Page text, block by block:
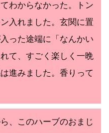
わからなかった。トン
入れました。玄関に置
った途端に「なんかい
て、すごく楽しく一晩
進みました。香りって
、このハーブのおまじ